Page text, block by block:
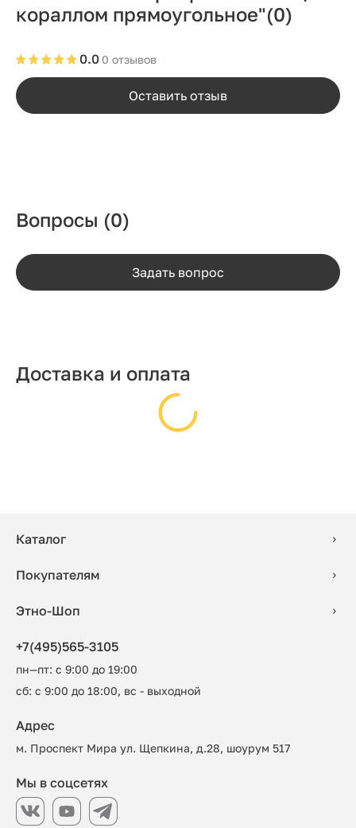
кораллом прямоугольное"(0)
0 отзывов
0.0
Оставить отзыв
Вопросы (0)
Задать вопрос
Доставка и оплата
Каталог
Покупателям
Этно-Шоп
+7(495)565-3105
пн—пт: с 9:00 до 19:00
сб: с 9:00 до 18:00, вс - выходной
Адрес
м. Проспект Мира ул. Щепкина, д.28, шоурум 517
Мы в соцсетях